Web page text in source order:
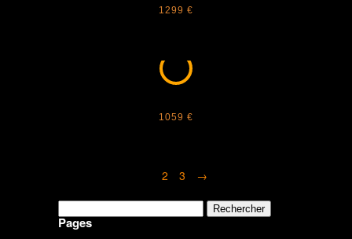
1299 €
1059 €
2 3
→
Rechercher :
Pages